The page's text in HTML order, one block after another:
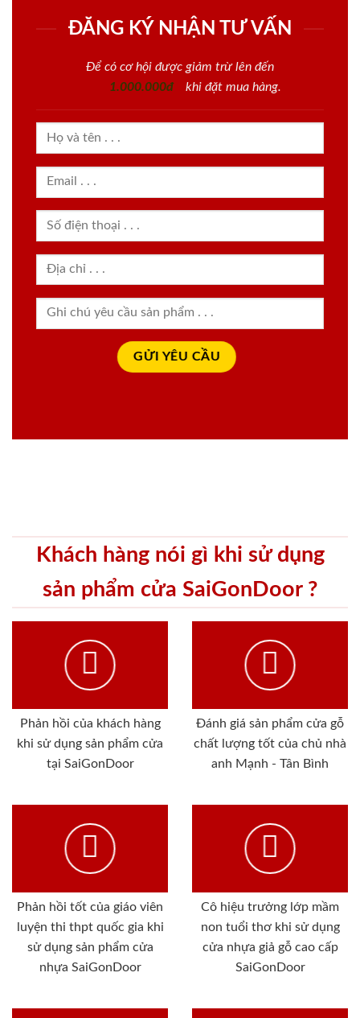
ĐĂNG KÝ NHẬN TƯ VẤN
Để có cơ hội được giảm trừ lên đến
1.000.000đ
khi đặt mua hàng.
Khách hàng nói gì khi sử dụng
sản phẩm cửa SaiGonDoor ?
Phản hồi của khách hàng
khi sử dụng sản phẩm cửa
tại SaiGonDoor
Đánh giá sản phẩm cửa gỗ
chất lượng tốt của chủ nhà
anh Mạnh - Tân Bình
Phản hồi tốt của giáo viên
luyện thi thpt quốc gia khi
sử dụng sản phẩm cửa
nhựa SaiGonDoor
Cô hiệu trưởng lớp mầm
non tuổi thơ khi sử dụng
cửa nhựa giả gỗ cao cấp
SaiGonDoor